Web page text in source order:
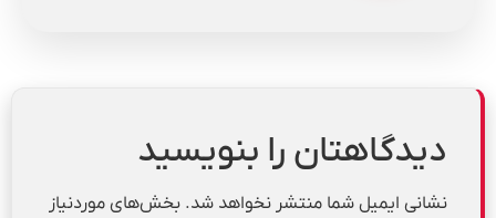
دیدگاهتان را بنویسید
نشانی ایمیل شما منتشر نخواهد شد. بخش‌های موردنیاز